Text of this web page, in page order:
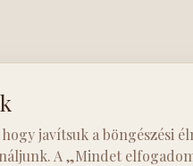
javítsuk a böngészési
A „Mindet